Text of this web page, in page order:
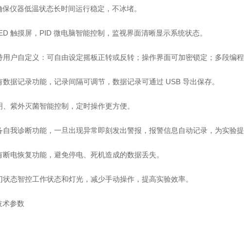
仪器低温状态长时间运行稳定，不冰堵。
触摸屏，PID 微电脑智能控制，监视界面清晰显示系统状态。
用户自定义：可自由设定摇板正转或反转；操作界面可加密锁定；多段编
数据记录功能，记录间隔可调节，数据记录可通过 USB 导出保存。
、紫外灭菌智能控制，定时操作更方便。
自我诊断功能，一旦出现异常即刻发出警报，报警信息自动记录，为实验提
断电恢复功能，避免停电、死机造成的数据丢失。
状态智控工作状态和灯光，减少手动操作，提高实验效率。
术参数